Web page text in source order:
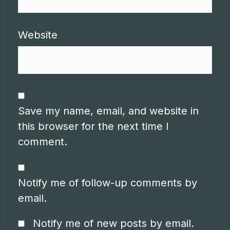
Website
Save my name, email, and website in
this browser for the next time I
comment.
Notify me of follow-up comments by
email.
Notify me of new posts by email.